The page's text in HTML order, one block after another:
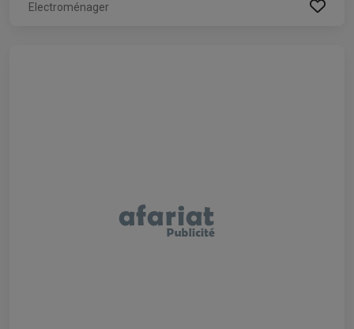
Electroménager